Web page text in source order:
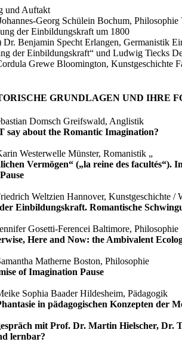
und Auftakt
Georg Schülein Bochum,
der Einbildungskraft um 1800
Benjamin Specht Erlangen, Germanistik
der Einbildungskraft“ und Ludwig Tiecks
Grewe Bloomington, Kunstgeschichte
GRUNDLAGEN UND IHRE
Domsch Greifswald, Anglistik
say about the Romantic Imagination?
Westerwelle Münster, Romanistik „
Vermögen“ („la reine des facultés“).
Weltzien Hannover, Kunstgeschichte /
Einbildungskraft. Romantische
Gosetti-Ferencei Baltimore, Philosophie
Here and Now: the Ambivalent
Matherne Boston, Philosophie
of Imagination Pause
Sophia Baader Hildesheim, Pädagogik
in pädagogischen Konzepten der
mit Prof. Dr. Martin Hielscher,
lernbar?